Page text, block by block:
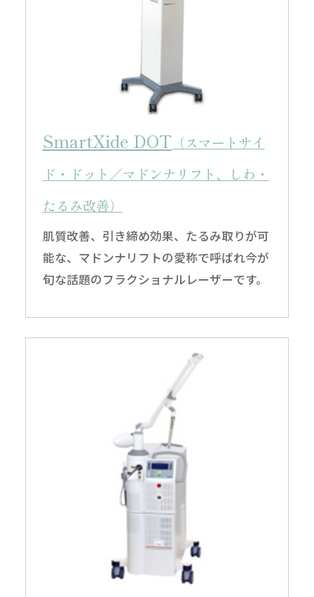
SmartXide DOT（スマートサイ
ド・ドット／マドンナリフト、しわ・
たるみ改善）
肌質改善、引き締め効果、たるみ取りが可
能な、マドンナリフトの愛称で呼ばれ今が
旬な話題のフラクショナルレーザーです。